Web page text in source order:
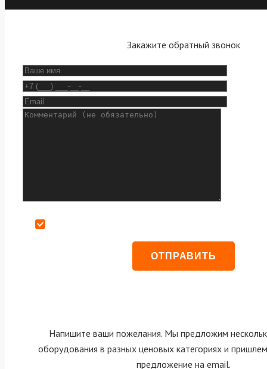
Закажите обратный звонок
Напишите ваши пожелания. Мы предложим
оборудования в разных ценовых категориях и
предложение на email.